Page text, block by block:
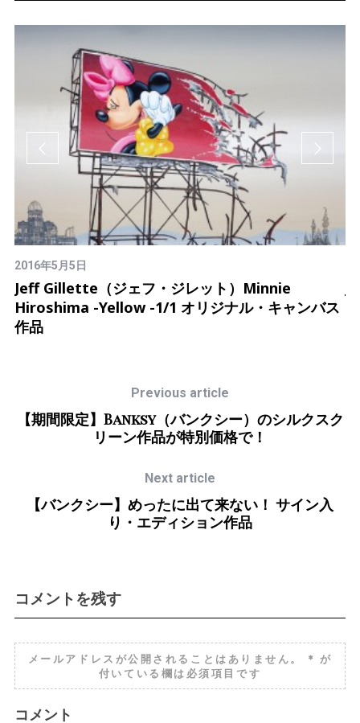
2016年5月5日
Jeff Gillette（ジェフ・ジレット）Minnie
Hiroshima -Yellow -1/1 オリジナル・キャンバス
作品
Previous article
【期間限定】Banksy（バンクシー）のシルクスク
リーン作品が特別価格で！
Next article
【バンクシー】めったに出て来ない！ サイン入
り・エディション作品
コメントを残す
メールアドレスが公開されることはありません。 * が
付いている欄は必須項目です
コメント